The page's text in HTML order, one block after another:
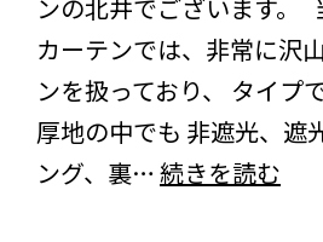
ンの北井でございます。
カーテンでは、非常に沢
ンを扱っており、 タイプ
厚地の中でも 非遮光、遮
ング、裏…続きを読む